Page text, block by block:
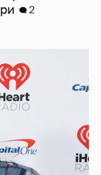
Переса
3